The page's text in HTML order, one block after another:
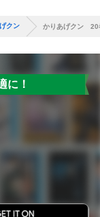
クン かりあげクン 20
に！